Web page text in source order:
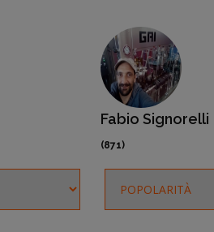
Salvatore Marino
(571)